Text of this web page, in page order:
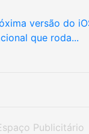
versão do
que roda...
Publicitário